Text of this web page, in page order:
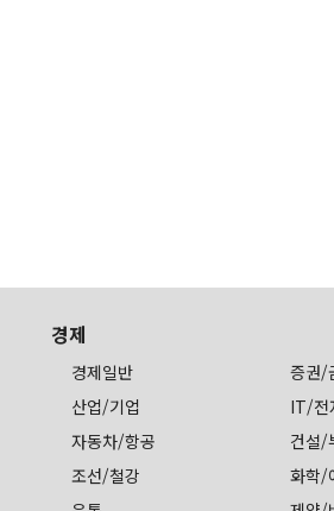
경제
경제일반
증권/
산업/기업
IT/전
자동차/항공
건설/
조선/철강
화학/